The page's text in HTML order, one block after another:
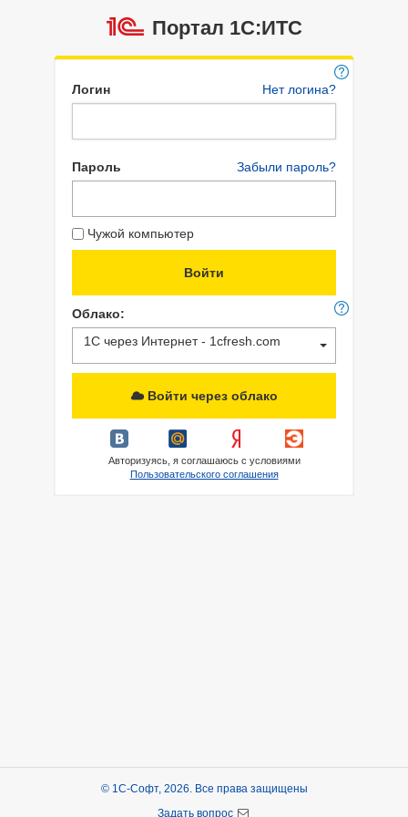
Портал 1C:ИТС
Логин Нет логина?
Пароль Забыли пароль?
Чужой компьютер
Облако:
1С через Интернет - 1cfresh.com
Войти через облако
Авторизуясь, я соглашаюсь с условиями
Пользовательского соглашения
© 1С-Софт, 2026. Все права защищены
Задать вопрос